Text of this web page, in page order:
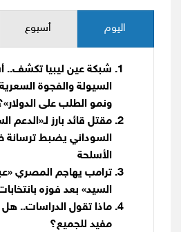
اليوم أسبوع
شبكة عين ليبيا تكشف..
السيولة والفجوة
ونمو الطلب على
مقتل قائد بارز لـ«الدعم
السوداني يضبط
الأسلحة
ترامب يهاجم المصري
السيد» بعد فوزه
ماذا تقول الدراسات.. هل
مفيد للجميع؟